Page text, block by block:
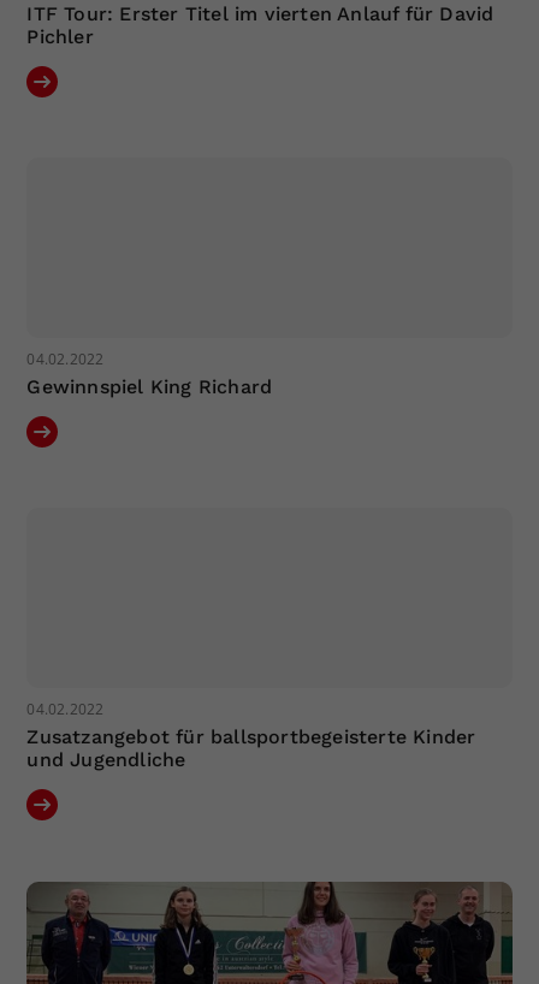
ITF Tour: Erster Titel im vierten Anlauf für David
Pichler
04.02.2022
Gewinnspiel King Richard
04.02.2022
Zusatzangebot für ballsportbegeisterte Kinder
und Jugendliche